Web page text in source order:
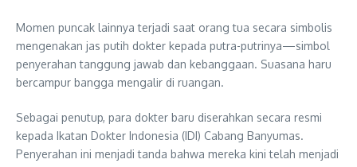
Momen puncak lainnya terjadi saat orang tua secara simbolis
mengenakan jas putih dokter kepada putra-putrinya—simbol
penyerahan tanggung jawab dan kebanggaan. Suasana haru
bercampur bangga mengalir di ruangan.
Sebagai penutup, para dokter baru diserahkan secara resmi
kepada Ikatan Dokter Indonesia (IDI) Cabang Banyumas.
Penyerahan ini menjadi tanda bahwa mereka kini telah menjadi